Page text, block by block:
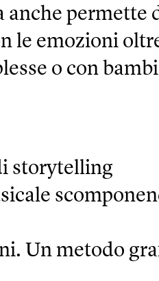
permette
le emozioni
o con
storytelling
Un metodo